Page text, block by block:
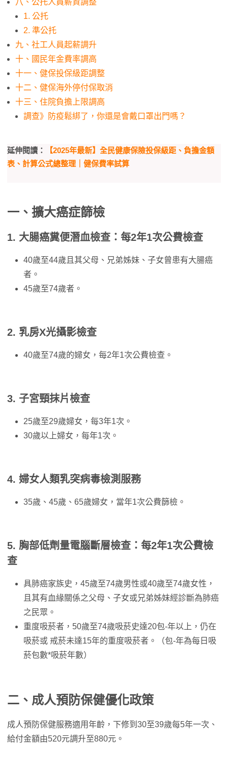
1. 公托
2. 準公托
九、社工人員起薪調升
十、國民年金費率調高
十一、健保投保級距調整
十二、健保海外停付保取消
十三、住院負擔上限調高
調查》防疫鬆綁了，你還是會戴口罩出門嗎？
延伸閱讀：
【2025年最新】全民健康保險投保級距、負擔金額
表、計算公式總整理｜健保費率試算
一、擴大癌症篩檢
1. 大腸癌糞便潛血檢查：每2年1次公費檢查
40歲至44歲且其父母、兄弟姊妹、子女曾患有大腸癌
者。
45歲至74歲者。
2. 乳房X光攝影檢查
40歲至74歲的婦女，每2年1次公費檢查。
3. 子宮頸抹片檢查
25歲至29歲婦女，每3年1次。
30歲以上婦女，每年1次。
4. 婦女人類乳突病毒檢測服務
35歲、45歲、65歲婦女，當年1次公費篩檢。
5. 胸部低劑量電腦斷層檢查：每2年1次公費檢
查
具肺癌家族史，45歲至74歲男性或40歲至74歲女性，
且其有血緣關係之父母、子女或兄弟姊妹經診斷為肺癌
之民眾。
重度吸菸者，50歲至74歲吸菸史達20包-年以上，仍在
吸菸或 戒菸未達15年的重度吸菸者。（包-年為每日吸
菸包數*吸菸年數）
二、成人預防保健優化政策
成人預防保健服務適用年齡，下修到30至39歲每5年一次、
給付金額由520元調升至880元。